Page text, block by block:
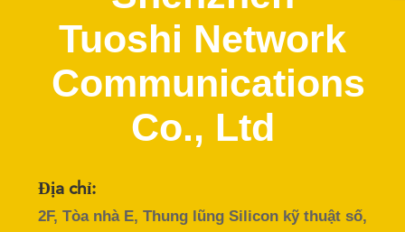
MÁY
CHẤT
LƯỢNG
Tuoshi Network
Communications
Co., Ltd
Địa chỉ:
2F, Tòa nhà E, Thung lũng Silicon kỹ thuật số,